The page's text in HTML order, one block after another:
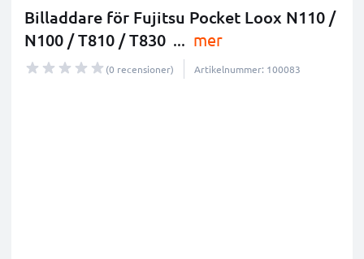
Billaddare för Fujitsu Pocket Loox N110 /
N100 / T810 / T830 ... mer
(0 recensioner) Artikelnummer: 100083